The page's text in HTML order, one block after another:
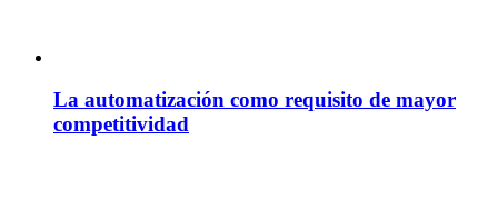
La automatización como requisito de mayor
competitividad